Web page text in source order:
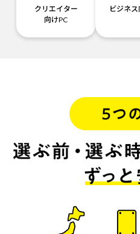
クリエイター
向けPC
ビジネス